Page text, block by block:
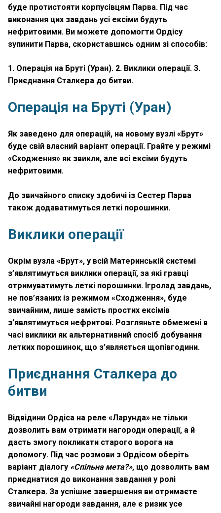
буде протистояти корпусівцям Парва. Під час
виконання цих завдань усі ексіми будуть
нефритовими. Ви можете допомогти Ордісу
зупинити Парва, скориставшись одним зі способів:
1. Операція на Бруті (Уран). 2. Виклики операції. 3.
Приєднання Сталкера до битви.
Операція на Бруті (Уран)
Як заведено для операцій, на новому вузлі «Брут»
буде свій власний варіант операції. Грайте у режимі
«Сходження» як звикли, але всі ексіми будуть
нефритовими.
До звичайного списку здобичі із Сестер Парва
також додаватимуться леткі порошинки.
Виклики операції
Окрім вузла «Брут», у всій Материнській системі
з’являтимуться виклики операції, за які гравці
отримуватимуть леткі порошинки. Ігролад завдань,
не пов’язаних із режимом «Сходження», буде
звичайним, лише замість простих ексімів
з’являтимуться нефритові. Розгляньте обмежені в
часі виклики як альтернативний спосіб добування
летких порошинок, що з’являється щопівгодини.
Приєднання Сталкера до
битви
Відвідини Ордіса на реле «Ларунда» не тільки
дозволить вам отримати нагороди операції, а й
дасть змогу покликати старого ворога на
допомогу. Під час розмови з Ордісом оберіть
варіант діалогу «Спільна мета?», що дозволить вам
приєднатися до виконання завдання у ролі
Сталкера. За успішне завершення ви отримаєте
звичайні нагороди завдання, але є ризик усе